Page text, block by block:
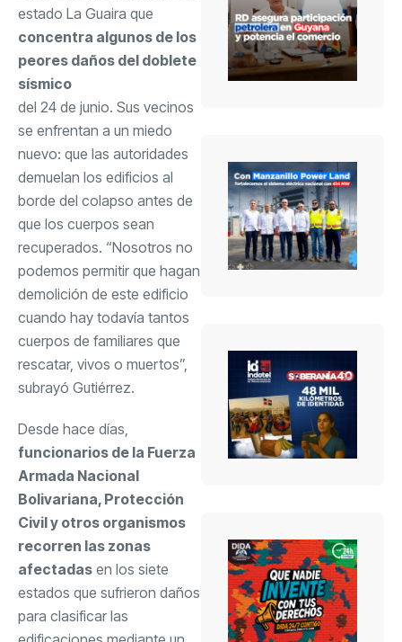
estado La Guaira que
concentra algunos de los
peores daños del doblete
sísmico
del 24 de junio. Sus vecinos
se enfrentan a un miedo
nuevo: que las autoridades
demuelan los edificios al
borde del colapso antes de
que los cuerpos sean
recuperados. “Nosotros no
podemos permitir que hagan
demolición de este edificio
cuando hay todavía tantos
cuerpos de familiares que
rescatar, vivos o muertos”,
subrayó Gutiérrez.
Desde hace días,
funcionarios de la Fuerza
Armada Nacional
Bolivariana, Protección
Civil y otros organismos
recorren las zonas
afectadas en los siete
estados que sufrieron daños
para clasificar las